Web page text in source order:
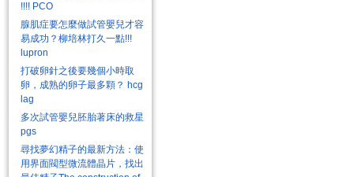
!!!! PCO
腺肌症要怎麼做試管嬰兒才容
易成功？柳培林打久一點!!!
lupron
打破卵針之後要幾個小時取
卵，成熟的卵子最多顆？ hcg
lag
多次試管嬰兒胚胎著床的救星
pgs
尋找夢幻精子的最新方法：使
用界面閥型微流體晶片，找出